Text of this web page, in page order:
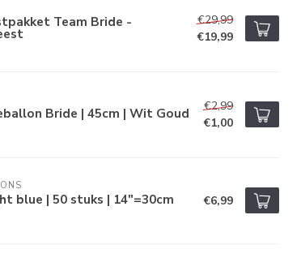
Team Bride -
€29,99
€19,99
Bride | 45cm | Wit Goud
€2,99
€1,00
blue | 50 stuks | 14"=30cm €6,99